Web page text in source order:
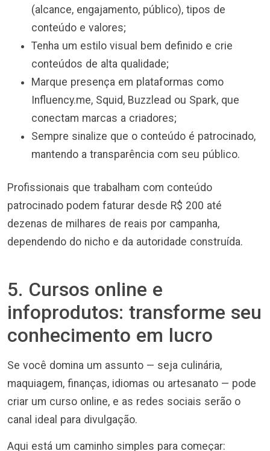
(alcance, engajamento, público), tipos de
conteúdo e valores;
Tenha um estilo visual bem definido e crie
conteúdos de alta qualidade;
Marque presença em plataformas como
Influency.me, Squid, Buzzlead ou Spark, que
conectam marcas a criadores;
Sempre sinalize que o conteúdo é patrocinado,
mantendo a transparência com seu público.
Profissionais que trabalham com conteúdo
patrocinado podem faturar desde R$ 200 até
dezenas de milhares de reais por campanha,
dependendo do nicho e da autoridade construída.
5. Cursos online e
infoprodutos: transforme seu
conhecimento em lucro
Se você domina um assunto — seja culinária,
maquiagem, finanças, idiomas ou artesanato — pode
criar um curso online, e as redes sociais serão o
canal ideal para divulgação.
Aqui está um caminho simples para começar: